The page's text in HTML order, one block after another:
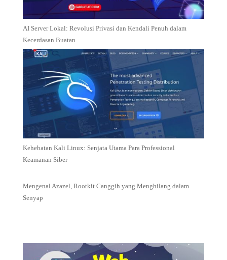
AI Server Lokal: Revolusi Privasi dan Kendali Penuh dalam
Kecerdasan Buatan
Kehebatan Kali Linux: Senjata Utama Para Professional
Keamanan Siber
Mengenal Azazel, Rootkit Canggih yang Menghilang dalam
Senyap